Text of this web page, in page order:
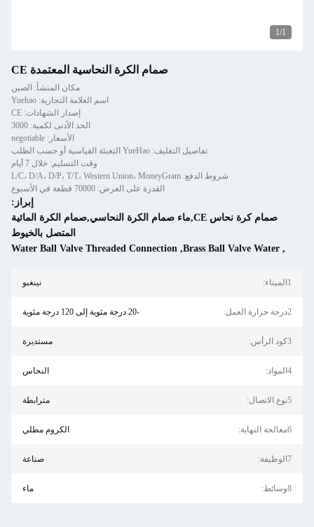
1/1
صمام الكرة النحاسية المعتمدة CE
مكان المنشأ: الصين
اسم العلامة التجارية: Yuehao
إصدار الشهادات: CE
الحد الأدنى لكمية: 3000
الأسعار: negotiable
تفاصيل التغليف: YueHao التعبئة القياسية أو حسب الطلب
وقت التسليم: خلال 7 أيام
شروط الدفع: L/C، D/A، D/P، T/T، Western Union، MoneyGram
القدرة على العرض: 70000 قطعة في الأسبوع
إبراز:
صمام كرة نحاس CE,ماء صمام الكرة النحاسي,صمام الكرة المائية
المتصل بالخيوط
,
Brass Ball Valve Water
,
Water Ball Valve Threaded Connection
نينغبو
2درجة حرارة العمل:
3كود الرأس: مستديرة
4المواد: النحاس
5نوع الاتصال: مترابطة
6معالجة النهاية: الكروم مطلي
7الوظيفة: صناعة
8وسائط: ماء